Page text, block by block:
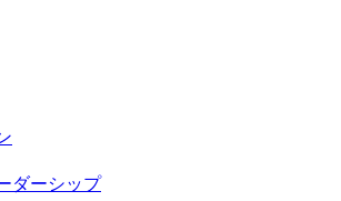
ダーシップ